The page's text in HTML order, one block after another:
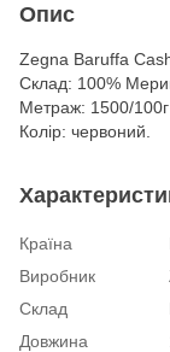
Опис
Zegna Baruffa
Склад: 100%
Метраж: 1500/100г
Колір: червоний.
Країна
Виробник
Склад
Довжина